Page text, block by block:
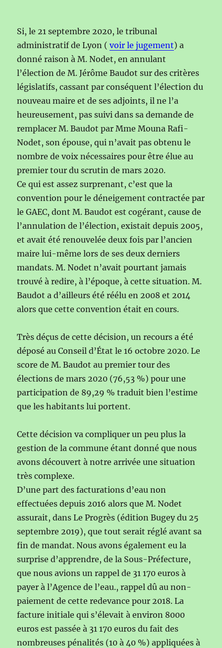
Si, le 21 septembre 2020, le tribunal
administratif de Lyon (voir le jugement) a
donné raison à M. Nodet, en annulant
l’élection de M. Jérôme Baudot sur des critères
législatifs, cassant par conséquent l’élection du
nouveau maire et de ses adjoints, il ne l’a
heureusement, pas suivi dans sa demande de
remplacer M. Baudot par Mme Mouna Rafi-
Nodet, son épouse, qui n’avait pas obtenu le
nombre de voix nécessaires pour être élue au
premier tour du scrutin de mars 2020.
Ce qui est assez surprenant, c’est que la
convention pour le déneigement contractée par
le GAEC, dont M. Baudot est cogérant, cause de
l’annulation de l’élection, existait depuis 2005,
et avait été renouvelée deux fois par l’ancien
maire lui-même lors de ses deux derniers
mandats. M. Nodet n’avait pourtant jamais
trouvé à redire, à l’époque, à cette situation. M.
Baudot a d’ailleurs été réélu en 2008 et 2014
alors que cette convention était en cours.
Très déçus de cette décision, un recours a été
déposé au Conseil d’État le 16 octobre 2020. Le
score de M. Baudot au premier tour des
élections de mars 2020 (76,53 %) pour une
participation de 89,29 % traduit bien l’estime
que les habitants lui portent.
Cette décision va compliquer un peu plus la
gestion de la commune étant donné que nous
avons découvert à notre arrivée une situation
très complexe.
D’une part des facturations d’eau non
effectuées depuis 2016 alors que M. Nodet
assurait, dans Le Progrès (édition Bugey du 25
septembre 2019), que tout serait réglé avant sa
fin de mandat. Nous avons également eu la
surprise d’apprendre, de la Sous-Préfecture,
que nous avions un rappel de 31 170 euros à
payer à l’Agence de l’eau., rappel dû au non-
paiement de cette redevance pour 2018. La
facture initiale qui s’élevait à environ 8000
euros est passée à 31 170 euros du fait des
nombreuses pénalités (10 à 40 %) appliquées à